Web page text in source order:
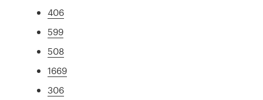
406
599
508
1669
306